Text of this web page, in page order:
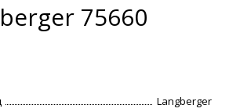
75660
Langberger